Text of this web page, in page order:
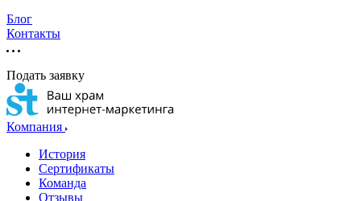
Блог
Контакты
Подать заявку
Компания
История
Сертификаты
Команда
Отзывы